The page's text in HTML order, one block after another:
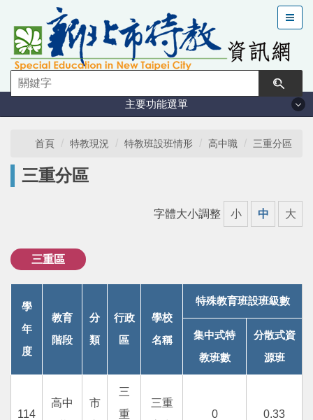
到
主
要
容
主要功能選單
法規與計畫
特教現況
課程與教學
支持服務
活動訊息
IEP
首頁 特教現況 特教班設班情形 高中職 三重分區
三重分區
字體大小調整 小 中 大
三重區
學
年
度
教育
階段
分
類
行政
區
學校
名稱
特殊教育班設班級數
集中式特
教班數
分散式資
源班
114
高中
市
三
重
三重
0 0.33